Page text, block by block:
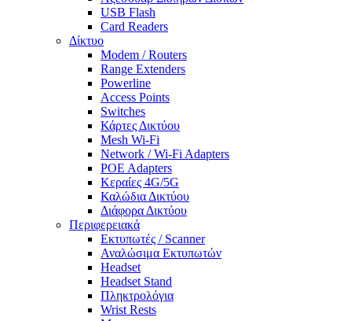
USB Flash
Card Readers
Δίκτυο
Modem / Routers
Range Extenders
Powerline
Access Points
Switches
Κάρτες Δικτύου
Mesh Wi-Fi
Network / Wi-Fi Adapters
POE Adapters
Κεραίες 4G/5G
Καλώδια Δικτύου
Διάφορα Δικτύου
Περιφερειακά
Εκτυπωτές / Scanner
Αναλώσιμα Εκτυπωτών
Headset
Headset Stand
Πληκτρολόγια
Wrist Rests